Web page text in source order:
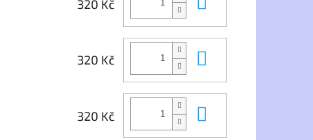
320 Kč
320 Kč
320 Kč